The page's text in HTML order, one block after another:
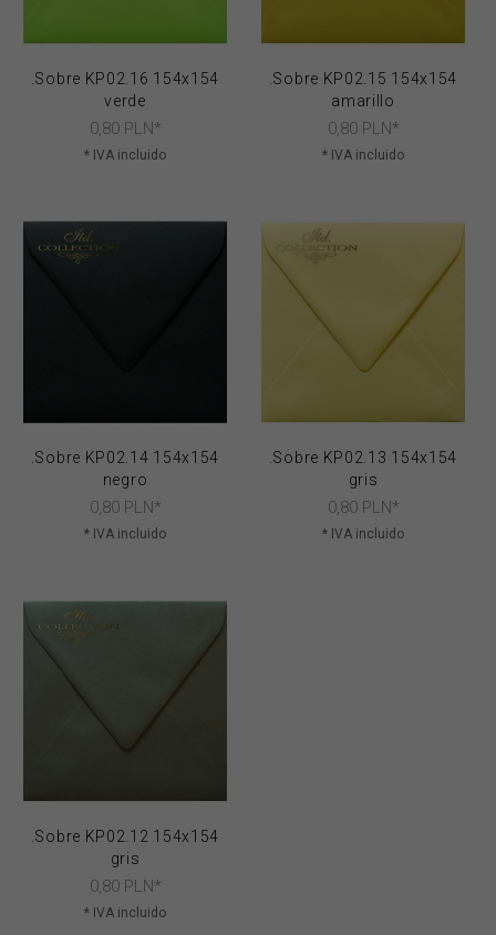
.Sobre KP02.16 154x154
verde
0, 80 PLN*
* IVA incluido
.Sobre KP02.15 154x154
amarillo
0, 80 PLN*
* IVA incluido
.Sobre KP02.14 154x154
negro
0, 80 PLN*
* IVA incluido
.Sobre KP02.13 154x154
gris
0, 80 PLN*
* IVA incluido
.Sobre KP02.12 154x154
gris
0, 80 PLN*
* IVA incluido